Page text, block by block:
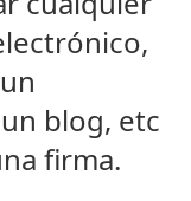
blog, etc
firma.